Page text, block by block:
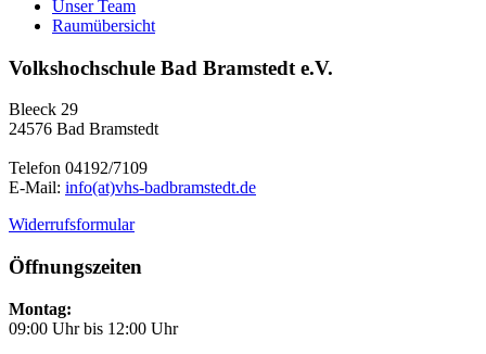
Unser Team
Raumübersicht
Volkshochschule Bad Bramstedt e.V.
Bleeck 29
24576 Bad Bramstedt
Telefon 04192/7109
E-Mail: info(at)vhs-badbramstedt.de
Widerrufsformular
Öffnungszeiten
Montag:
09:00 Uhr bis 12:00 Uhr